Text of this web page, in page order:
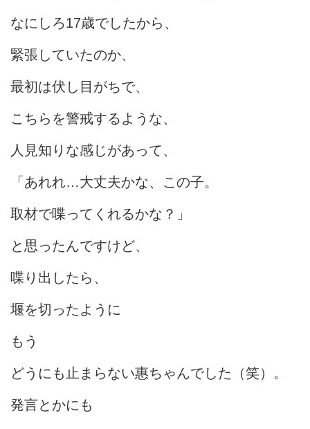
なにしろ17歳でしたから、
緊張していたのか、
最初は伏し目がちで、
こちらを警戒するような、
人見知りな感じがあって、
「あれれ…大丈夫かな、この子。
取材で喋ってくれるかな？」
と思ったんですけど、
喋り出したら、
堰を切ったように
もう
どうにも止まらない惠ちゃんでした（笑）。
発言とかにも